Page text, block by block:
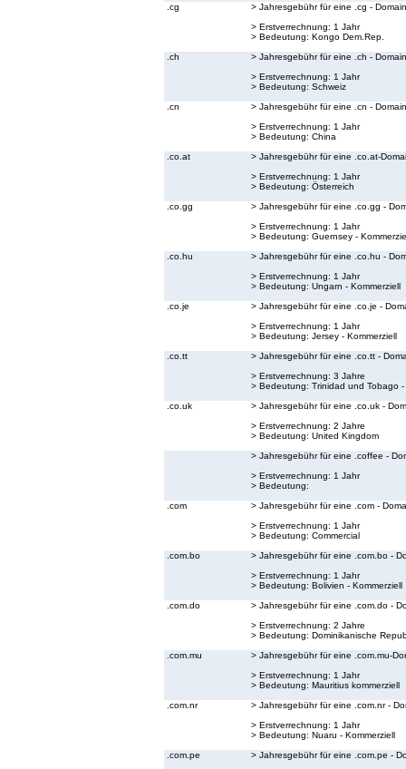
.cg
> Jahresgebühr für eine .cg - Domain
> Erstverrechnung: 1 Jahr
> Bedeutung: Kongo Dem.Rep.
.ch
> Jahresgebühr für eine .ch - Domain
> Erstverrechnung: 1 Jahr
> Bedeutung: Schweiz
.cn
> Jahresgebühr für eine .cn - Domain
> Erstverrechnung: 1 Jahr
> Bedeutung: China
.co.at
> Jahresgebühr für eine .co.at-
> Erstverrechnung: 1 Jahr
> Bedeutung: Österreich
.co.gg
> Jahresgebühr für eine .co.gg -
> Erstverrechnung: 1 Jahr
> Bedeutung: Guernsey -
.co.hu
> Jahresgebühr für eine .co.hu -
> Erstverrechnung: 1 Jahr
> Bedeutung: Ungarn - Kommerziell
.co.je
> Jahresgebühr für eine .co.je -
> Erstverrechnung: 1 Jahr
> Bedeutung: Jersey - Kommerziell
.co.tt
> Jahresgebühr für eine .co.tt -
> Erstverrechnung: 3 Jahre
> Bedeutung: Trinidad und Tobago -
.co.uk
> Jahresgebühr für eine .co.uk -
> Erstverrechnung: 2 Jahre
> Bedeutung: United Kingdom
> Jahresgebühr für eine .coffee -
> Erstverrechnung: 1 Jahr
> Bedeutung:
.com
> Jahresgebühr für eine .com -
> Erstverrechnung: 1 Jahr
> Bedeutung: Commercial
.com.bo
> Jahresgebühr für eine .com.bo -
> Erstverrechnung: 1 Jahr
> Bedeutung: Bolivien - Kommerziell
.com.do
> Jahresgebühr für eine .com.do -
> Erstverrechnung: 2 Jahre
> Bedeutung: Dominikanische
.com.mu
> Jahresgebühr für eine .com.mu-
> Erstverrechnung: 1 Jahr
> Bedeutung: Mauritius kommerziell
.com.nr
> Jahresgebühr für eine .com.nr -
> Erstverrechnung: 1 Jahr
> Bedeutung: Nuaru - Kommerziell
.com.pe
> Jahresgebühr für eine .com.pe -